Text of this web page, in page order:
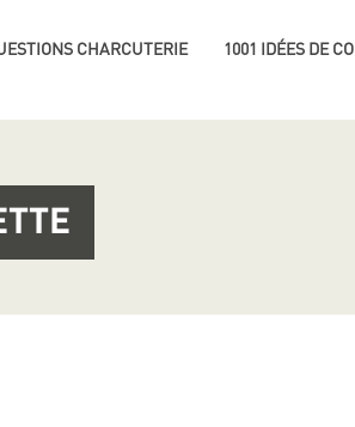
CHARCUTERIE 1001 IDÉES DE